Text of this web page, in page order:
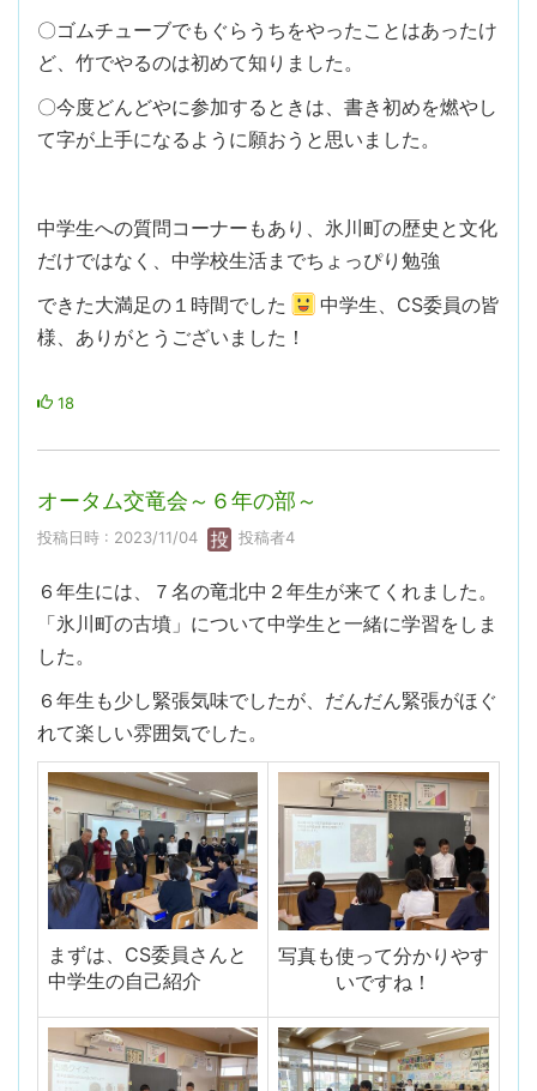
〇ゴムチューブでもぐらうちをやったことはあったけ
ど、竹でやるのは初めて知りました。
〇今度どんどやに参加するときは、書き初めを燃やし
て字が上手になるように願おうと思いました。
中学生への質問コーナーもあり、氷川町の歴史と文化
だけではなく、中学校生活までちょっぴり勉強
できた大満足の１時間でした
中学生、CS委員の皆
様、ありがとうございました！
18
オータム交竜会～６年の部～
投稿日時 : 2023/11/04 投稿者4
６年生には、７名の竜北中２年生が来てくれました。
「氷川町の古墳」について中学生と一緒に学習をしま
した。
６年生も少し緊張気味でしたが、だんだん緊張がほぐ
れて楽しい雰囲気でした。
まずは、CS委員さんと
中学生の自己紹介
写真も使って分かりやす
いですね！